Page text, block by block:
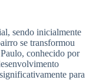
sendo inicialmente
se transformou
conhecido por
para